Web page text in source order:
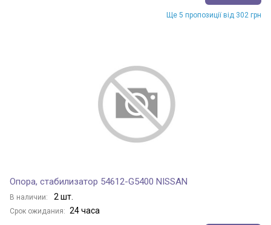
Ще 5 пропозиції від 302 грн
Опора, стабилизатор 54612-G5400 NISSAN
В наличии: 2 шт.
Срок ожидания: 24 часа